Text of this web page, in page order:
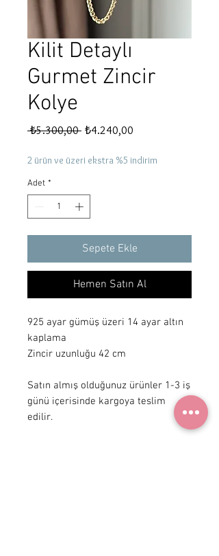
Kilit Detaylı
Gurmet Zincir
Kolye
₺5.300,00 Normal
₺4.240,00
2 ürün ve üzeri ekstra %5 indirim
Adet *
Sepete Ekle
Hemen Satın Al
925 ayar gümüş üzeri 14 ayar altın
kaplama
Zincir uzunluğu 42 cm
Satın almış olduğunuz ürünler 1-3 iş
günü içerisinde kargoya teslim
edilir.